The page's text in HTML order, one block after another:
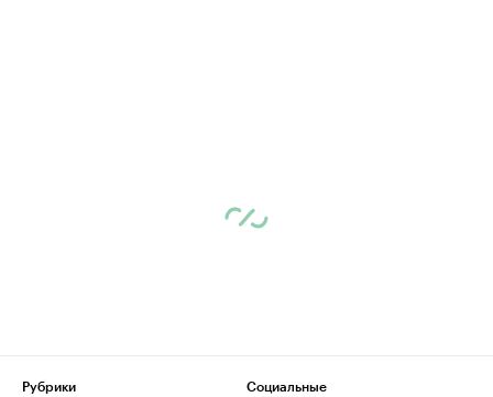
Рубрики
Социальные